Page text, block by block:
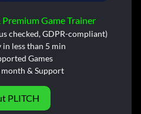
Premium Game Trainer
checked, GDPR-compliant)
in less than 5 min
Games
& Support
PLITCH